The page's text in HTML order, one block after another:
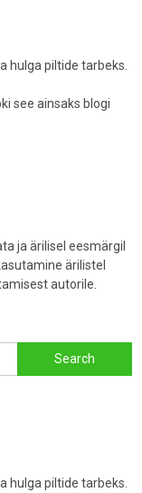
hulga piltide tarbeks.
see ainsaks blogi
ja ärilisel eesmärgil
ärilistel
autorile.
hulga piltide tarbeks.